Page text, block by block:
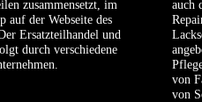
zusammensetzt, im
auf der Webseite des
Ersatzteilhandel und
durch verschiedene
auch
von
von